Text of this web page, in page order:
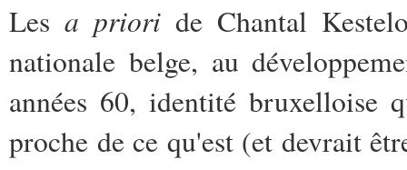
Les a prioride Chantal
nationale belge, au
années 60, identité bruxelloise
proche de ce qu'est (et devrait